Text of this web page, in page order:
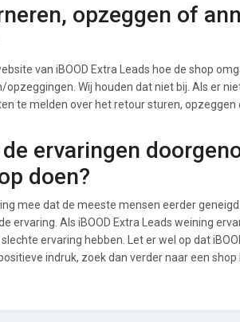
opzeggen of
van iBOOD Extra Leads hoe de shop
opzeggingen. Wij houden dat niet bij. Als er
te melden over het retour sturen, opzeggen
ervaringen
doen?
mee dat de meeste mensen eerder
ervaring. Als iBOOD Extra Leads weining
ervaring hebben. Let er wel op dat
indruk, zoek dan verder naar een